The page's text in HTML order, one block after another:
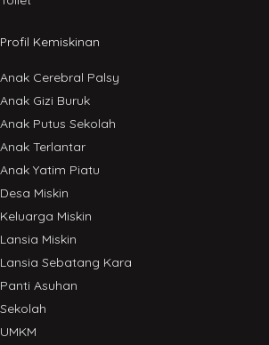
Profil Kemiskinan
Anak Cerebral Palsy
Anak Gizi Buruk
Anak Putus Sekolah
Anak Terlantar
Anak Yatim Piatu
Desa Miskin
Keluarga Miskin
Lansia Miskin
Lansia Sebatang Kara
Panti Asuhan
Sekolah
UMKM